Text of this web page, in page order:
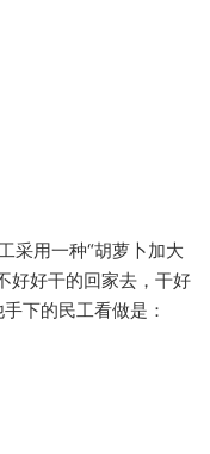
采用一种“胡萝卜加大
好好干的回家去，干好
下的民工看做是：